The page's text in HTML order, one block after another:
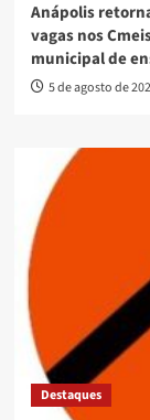
Anápolis
vagas nos
municipal de
5 de agosto de
Destaques